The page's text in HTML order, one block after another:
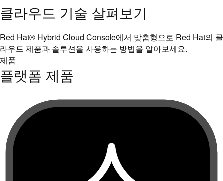
클라우드 기술 살펴보기
Red Hat® Hybrid Cloud Console에서 맞춤형으로 Red Hat의 클
라우드 제품과 솔루션을 사용하는 방법을 알아보세요.
제품
플랫폼 제품